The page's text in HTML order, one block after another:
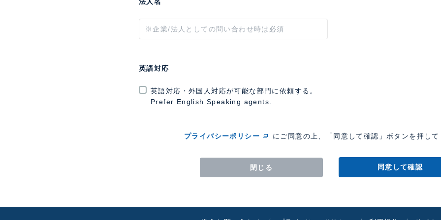
法人名
英語対応
英語対応・外国人対応が可能な部門に依頼する。
Prefer English Speaking agents.
プライバシーポリシー にご同意の上、「同意して確認」ボタンを押し
閉じる 同意して確認